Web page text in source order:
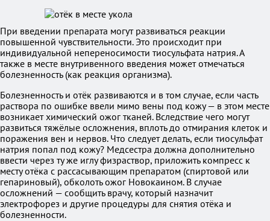
При введении препарата могут развиваться реакции
повышенной чувствительности. Это происходит при
индивидуальной непереносимости тиосульфата натрия. А
также в месте внутривенного введения может отмечаться
болезненность (как реакция организма).
Болезненность и отёк развиваются и в том случае, если часть
раствора по ошибке ввели мимо вены под кожу — в этом месте
возникает химический ожог тканей. Вследствие чего могут
развиться тяжёлые осложнения, вплоть до отмирания клеток и
поражения вен и нервов. Что следует делать, если тиосульфат
натрия попал под кожу? Медсестра должна дополнительно
ввести через ту же иглу физраствор, приложить компресс к
месту отёка с рассасывающим препаратом (спиртовой или
гепариновый), обколоть ожог Новокаином. В случае
осложнений — сообщить врачу, который назначит
электрофорез и другие процедуры для снятия отёка и
болезненности.